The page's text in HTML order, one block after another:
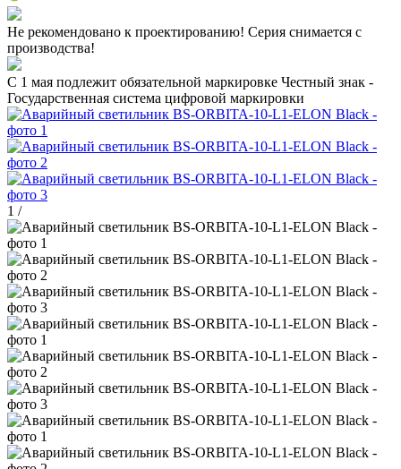
Не рекомендовано к проектированию! Серия снимается с
производства!
C 1 мая подлежит обязательной маркировке Честный знак -
Государственная система цифровой маркировки
1 /